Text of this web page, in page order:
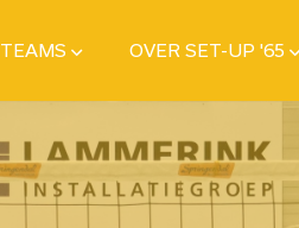
TEAMS OVER SET-UP '65